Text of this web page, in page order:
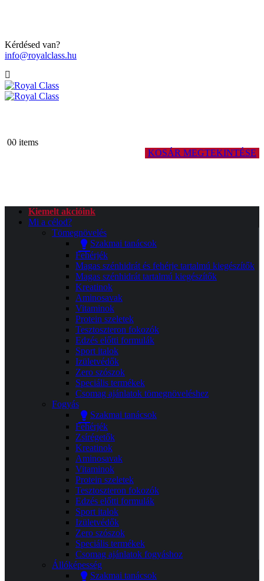
Kérdésed van?
info@royalclass.hu
00 items
KOSÁR MEGTEKINTÉSE
Kiemelt akcióink
Mi a célod?
Tömegnövelés
Szakmai tanácsok
Fehérjék
Magas szénhidrát és fehérje tartalmú kiegészítők
Magas szénhidrát tartalmú kiegészítők
Kreatinok
Aminosavak
Vitaminok
Protein szeletek
Tesztoszteron fokozók
Edzés előtti formulák
Sport italok
Izületvédők
Zero szószok
Speciális termékek
Csomag ajánlatok tömegnöveléshez
Fogyás
Szakmai tanácsok
Fehérjék
Zsírégetők
Kreatinok
Aminosavak
Vitaminok
Protein szeletek
Tesztoszteron fokozók
Edzés előtti formulák
Sport italok
Izületvédők
Zero szószok
Speciális termékek
Csomag ajánlatok fogyáshoz
Állóképesség
Szakmai tanácsok